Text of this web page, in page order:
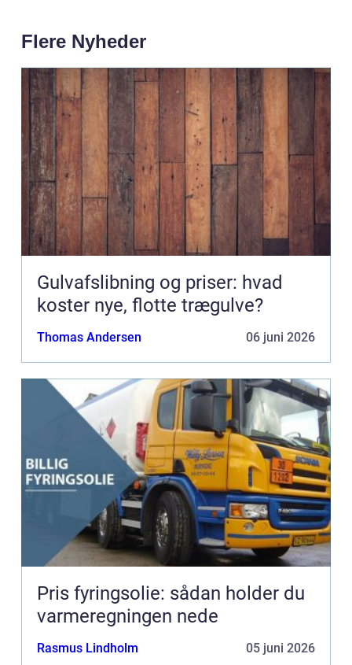
Flere Nyheder
Gulvafslibning og priser: hvad
koster nye, flotte trægulve?
Thomas Andersen 06 juni 2026
Pris fyringsolie: sådan holder du
varmeregningen nede
Rasmus Lindholm 05 juni 2026